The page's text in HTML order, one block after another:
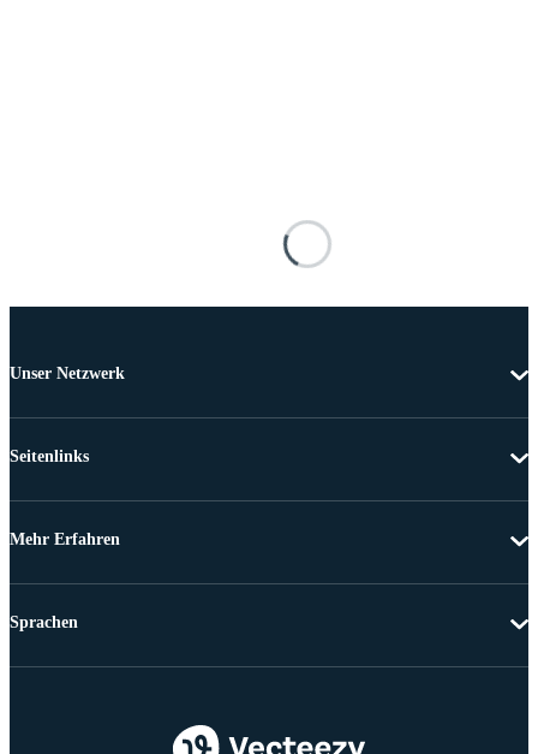
Unser Netzwerk
Seitenlinks
Mehr Erfahren
Sprachen